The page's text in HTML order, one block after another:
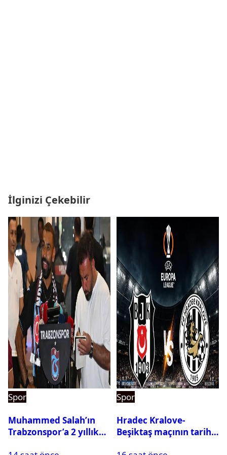
İlginizi Çekebilir
Spor
Muhammed Salah’ın
Trabzonspor’a 2 yıllık
Spor
Hradec Kralove-
Beşiktaş maçının tarihi